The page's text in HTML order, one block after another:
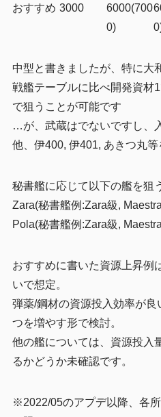
おすすめ 3000
6000(700
0)
中型と書きましたが、特に大
戦艦テーブルに比べ開発資材
で狙うことが可能です
…が、武蔵はでないですし、
他、伊400, 伊401, あきつ丸等
秘書艦に応じて以下の艦を狙
Zara(秘書艦例:Zara級,
Pola(秘書艦例:Zara級,
おすすめに書いた資源上昇例
いで想定。
弾薬/鋼材の資源投入効率が
つを増やす形で検討。
他の艦については、資源投入
るかどうか未確認です。
※2022/05のアプデ以降、各